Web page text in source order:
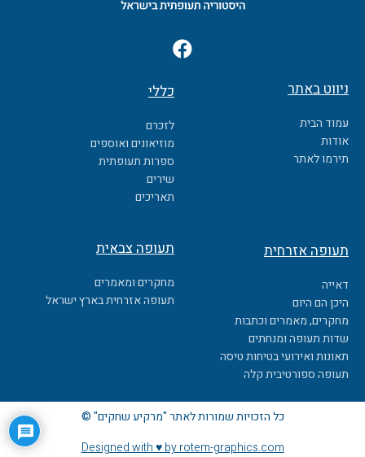
F
a
e
b
o
o
k
ניווט באתר
עמוד הבית
אודות
תירמו לאתר
כללי
לזכרם
מוזיאונים ואוספים
ספרות תעופתית
שירים
תאריכים
תעופה אזרחית
דאייה
היכן הם היום
מחקרים, מאמרים וכתבות
שדות תעופה ומנחתים
תאונות ואירועי בטיחות טיסה
תעופה ספורטיבית קלה
תעופה צבאית
מחקרים ומאמרים
תעופה אזרחית בארץ ישראל
כל הזכויות שמורות לאתר "מרקיע שחקים" ©
Designed with ♥ by rotem-graphics.com